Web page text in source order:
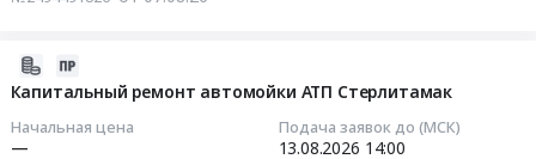
Капитальный ремонт автомойки АТП Стерлитамак
Начальная цена
—
Подача заявок до (МСК)
13.08.2026 14:00